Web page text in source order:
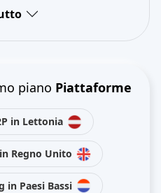
piano Piattaforme
in Lettonia
Regno Unito
in Paesi Bassi